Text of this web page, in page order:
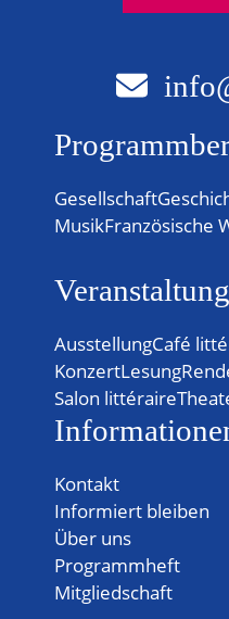
Gesellschaft
MusikFranzösische
AusstellungCafé
KonzertLesung
Salon littéraire
Kontakt
Informiert bleiben
Über uns
Programmheft
Mitgliedschaft